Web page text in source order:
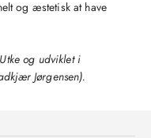
og æstetisk at have
og udviklet i
Jørgensen).